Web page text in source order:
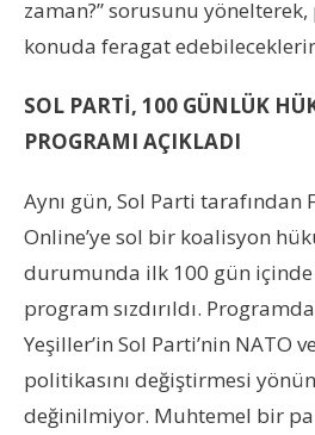
zaman?” sorusunu
konuda feragat
SOL PARTİ, 100 GÜNLÜK
PROGRAMI AÇIKLADI
Aynı gün, Sol Parti tarafından
Online’ye sol bir koalisyon
durumunda ilk 100 gün
program sızdırıldı.
Yeşiller’in Sol Parti’nin NATO
politikasını değiştirmesi
değinilmiyor. Muhtemel bir